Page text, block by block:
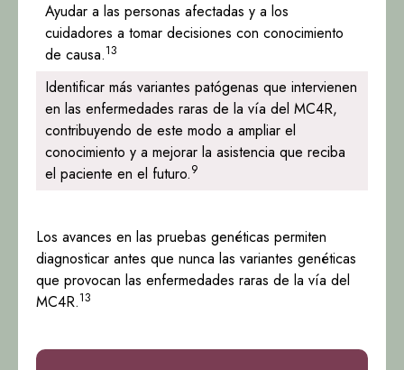
Ayudar a las personas afectadas y a los
cuidadores a tomar decisiones con conocimiento
de causa.13
Identificar más variantes patógenas que intervienen
en las enfermedades raras de la vía del MC4R,
contribuyendo de este modo a ampliar el
conocimiento y a mejorar la asistencia que reciba
el paciente en el futuro.9
Los avances en las pruebas genéticas permiten
diagnosticar antes que nunca las variantes genéticas
que provocan las enfermedades raras de la vía del
MC4R.13